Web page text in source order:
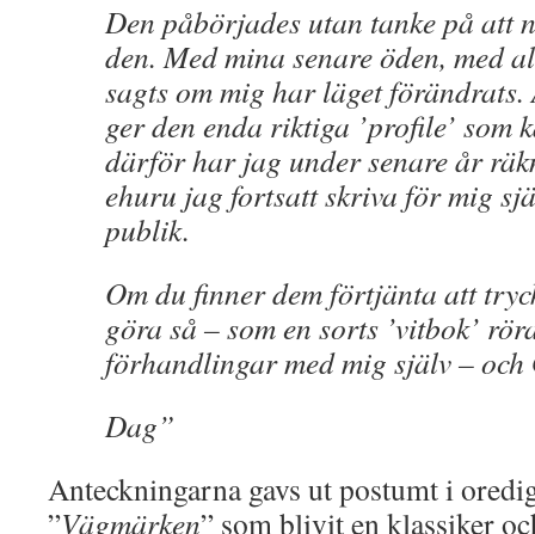
Den påbörjades utan tanke på att
den. Med mina senare öden, med
sagts om mig har läget
ger den enda riktiga ’profile’ som
därför har jag under senare år
ehuru jag fortsatt skriva för mig
publik.
Om du finner dem förtjänta att
göra så – som en sorts ’vitbok’
förhandlingar med mig själv – och
Dag”
Anteckningarna gavs ut postumt i
”Vägmärken” som blivit en klassiker